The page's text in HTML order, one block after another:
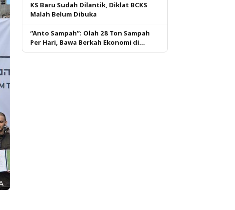
KS Baru Sudah Dilantik, Diklat BCKS
Malah Belum Dibuka
“Anto Sampah”: Olah 28 Ton Sampah
Per Hari, Bawa Berkah Ekonomi di
Tuban